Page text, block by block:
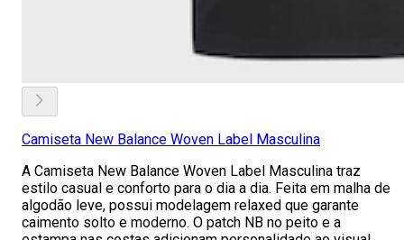
Camiseta New Balance Woven Label Masculina
A Camiseta New Balance Woven Label Masculina traz
estilo casual e conforto para o dia a dia. Feita em malha de
algodão leve, possui modelagem relaxed que garante
caimento solto e moderno. O patch NB no peito e a